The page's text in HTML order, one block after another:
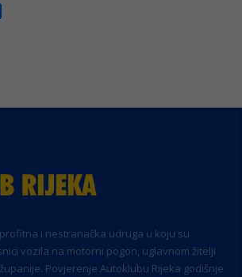
i nestranačka udruga u koju su
vozila na motorni pogon, uglavnom žitelji
Povjerenje Autoklubu Rijeka godišnje